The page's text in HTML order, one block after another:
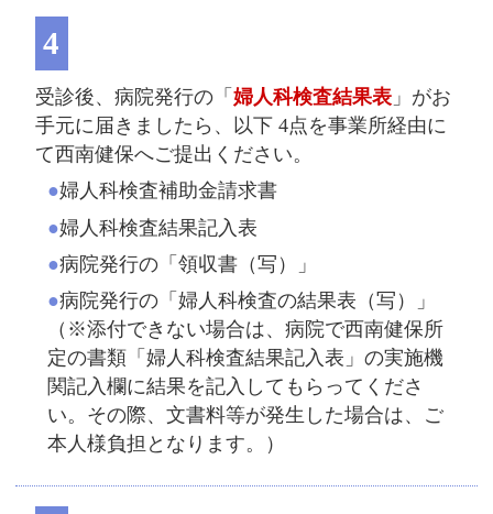
4
受診後、病院発行の「 婦人科検査結果表」がお
手元に届きましたら、以下 4点を事業所経由に
て西南健保へご提出ください。
●婦人科検査補助金請求書
●婦人科検査結果記入表
●病院発行の「領収書（写）」
●病院発行の「婦人科検査の結果表（写）」
（※添付できない場合は、病院で西南健保所
定の書類「婦人科検査結果記入表」の実施機
関記入欄に結果を記入してもらってくださ
い。その際、文書料等が発生した場合は、ご
本人様負担となります。）